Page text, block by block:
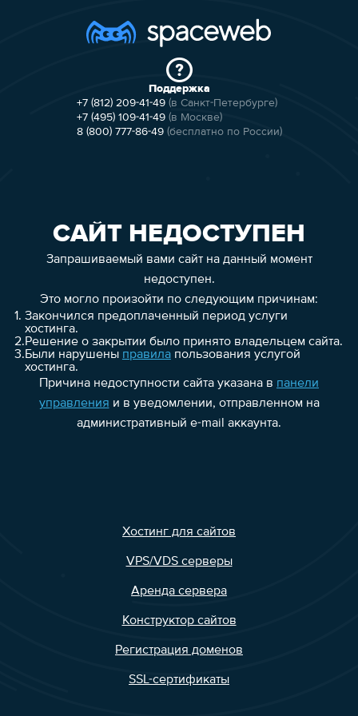
Поддержка
+7 (812) 209-41-49 (в Санкт-Петербурге)
+7 (495) 109-41-49 (в Москве)
8 (800) 777-86-49 (бесплатно по России)
САЙТ НЕДОСТУПЕН
Запрашиваемый вами сайт на данный момент
недоступен.
Это могло произойти по следующим причинам:
1. Закончился предоплаченный период услуги
хостинга.
2.Решение о закрытии было принято владельцем сайта.
3.Были нарушены правилапользования услугой
хостинга.
Причина недоступности сайта указана в панели
управления и в уведомлении, отправленном на
административный e-mail аккаунта.
Хостинг для сайтов
VPS/VDS серверы
Аренда сервера
Конструктор сайтов
Регистрация доменов
SSL-сертификаты